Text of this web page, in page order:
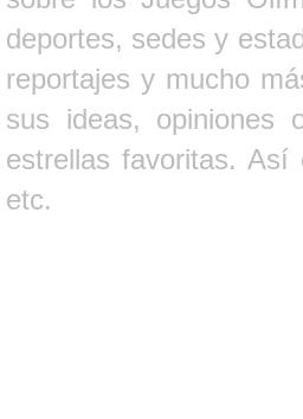
deportes, sedes y
reportajes y mucho
sus ideas, opiniones
estrellas favoritas. Así
etc.